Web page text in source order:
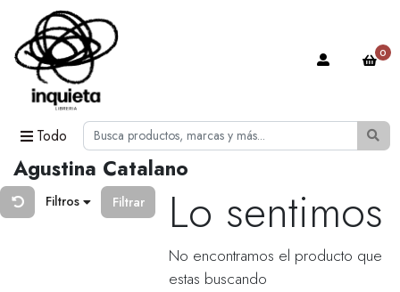
Todo
0
Agustina Catalano
Filtros Filtrar Lo sentimos
No encontramos el producto que
estas buscando